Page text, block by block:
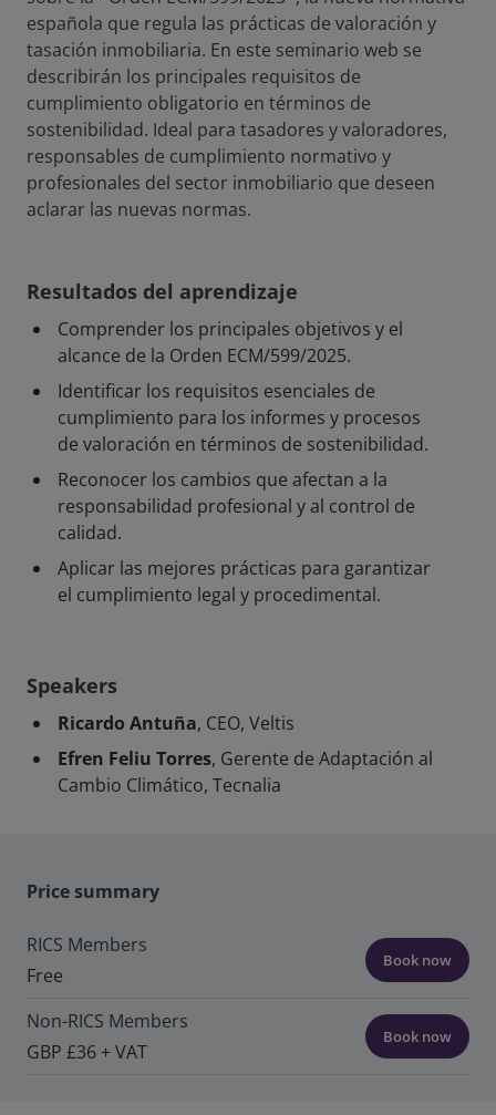
española que regula las prácticas de valoración y
tasación inmobiliaria. En este seminario web se
describirán los principales requisitos de
cumplimiento obligatorio en términos de
sostenibilidad. Ideal para tasadores y valoradores,
responsables de cumplimiento normativo y
profesionales del sector inmobiliario que deseen
aclarar las nuevas normas.
Resultados del aprendizaje
Comprender los principales objetivos y el
alcance de la Orden ECM/599/2025.
Identificar los requisitos esenciales de
cumplimiento para los informes y procesos
de valoración en términos de sostenibilidad.
Reconocer los cambios que afectan a la
responsabilidad profesional y al control de
calidad.
Aplicar las mejores prácticas para garantizar
el cumplimiento legal y procedimental.
Speakers
Ricardo Antuña, CEO, Veltis
Efren Feliu Torres, Gerente de Adaptación al
Cambio Climático, Tecnalia
Price summary
RICS Members
Free
Book now
Non-RICS Members
GBP £36 + VAT
Book now